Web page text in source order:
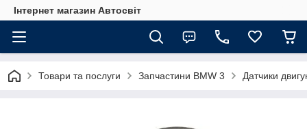
Інтернет магазин Автосвіт
Товари та послуги Запчастини BMW 3 Датчики